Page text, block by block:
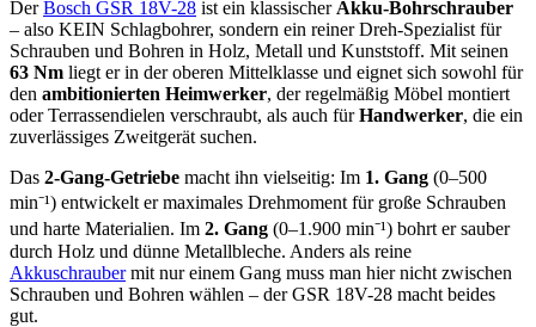
DerBosch GSR 18V-28 ist ein klassischer Akku-Bohrschrauber
– also KEIN Schlagbohrer, sondern ein reiner Dreh-Spezialist für
Schrauben und Bohren in Holz, Metall und Kunststoff. Mit seinen
63 Nm liegt er in der oberen Mittelklasse und eignet sich sowohl für
den ambitionierten Heimwerker, der regelmäßig Möbel montiert
oder Terrassendielen verschraubt, als auch fürHandwerker, die ein
zuverlässiges Zweitgerät suchen.
Das 2-Gang-Getriebe macht ihn vielseitig: Im 1. Gang (0–500
min⁻¹) entwickelt er maximales Drehmoment für große Schrauben
und harte Materialien. Im 2. Gang (0–1.900 min⁻¹) bohrt er sauber
durch Holz und dünne Metallbleche. Anders als reine
Akkuschraubermit nur einem Gang muss man hier nicht zwischen
Schrauben und Bohren wählen – der GSR 18V-28 macht beides
gut.